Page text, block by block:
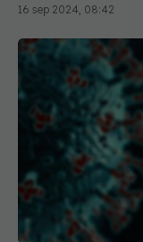
16 sep 2024, 08:42